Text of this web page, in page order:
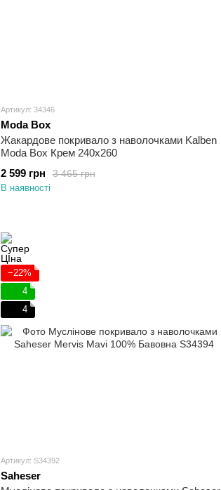
Артикул: 34346
Moda Box
Жакардове покривало з наволочками Kalben
Moda Box Крем 240х260
3 465 грн
2 599 грн
В наявності
−22%
4
4
Артикул: S34392
Saheser